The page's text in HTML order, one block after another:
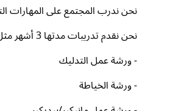
نحن ندرب المجتمع على المهارات
نحن نقدم تدريبات مدتها 3 أشهر مثل:
- ورشة عمل التدليك
- ورشة الخياطة